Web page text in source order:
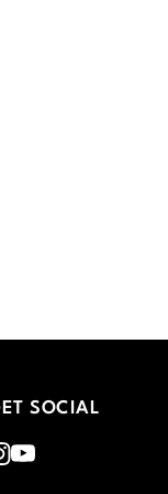
SOCIAL
Youtube